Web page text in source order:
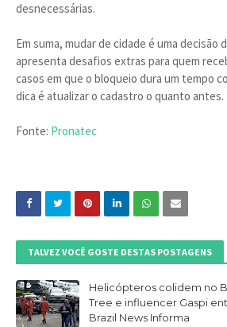
desnecessárias.
Em suma, mudar de cidade é uma decisão
apresenta desafios extras para quem
casos em que o bloqueio dura um tempo
dica é atualizar o cadastro o quanto antes.
Fonte: Pronatec
TALVEZ VOCÊ GOSTE DESTAS POSTAGENS
Helicópteros colidem no
Tree e influencer Gaspi
Brazil News Informa